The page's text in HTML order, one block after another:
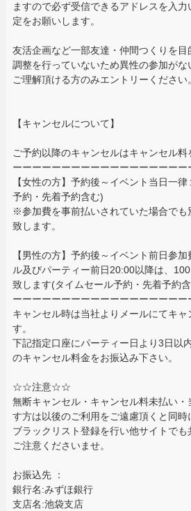
ますので必ず受信できるアドレスを入
定をお願いします。
友活企画など一部友達・仲間つくりを
調整を行っていないため異性の参加がな
ご理解頂ける方のみエントリーください。
【キャンセルについて】
ご予約以降のキャンセルはキャンセル料
ーーーーーーーーーーーーーーーーーー
【女性の方】予約後～イベント当日一
予約・先着予約含む)
※参加費を事前払いされていた場合でも
致します。
【男性の方】予約後～イベント前日参
ル及びパーティー前日20:00以降は、
致します(タイムセール予約・先着予約
ーーーーーーーーーーーーーーーーーー
キャンセル時は当社よりメールにてキャ
す。
下記指定口座にパーティー日より3日以
のキャンセル料金をお振込み下さい。
☆☆注意☆☆
無断キャンセル・キャンセル料未払い・
す方は以後のご利用をご遠慮頂くと同時
ブラックリスト登録を行い他サイトで
ご注意くださいませ。
お振込先 ：
銀行名:みずほ銀行
支店名:池袋支店